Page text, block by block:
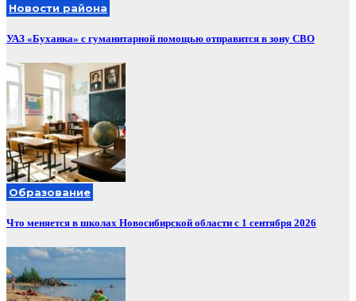
Новости района
УАЗ «Буханка» с гуманитарной помощью отправится в зону СВО
Образование
Что меняется в школах Новосибирской области с 1 сентября 2026